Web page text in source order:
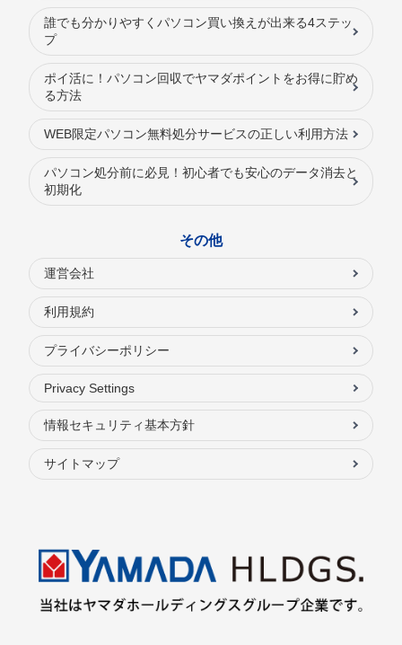
誰でも分かりやすくパソコン買い換えが出来る4ステッ
プ
ポイ活に！パソコン回収でヤマダポイントをお得に貯め
る方法
WEB限定パソコン無料処分サービスの正しい利用方法
パソコン処分前に必見！初心者でも安心のデータ消去と
初期化
その他
運営会社
利用規約
プライバシーポリシー
Privacy Settings
情報セキュリティ基本方針
サイトマップ